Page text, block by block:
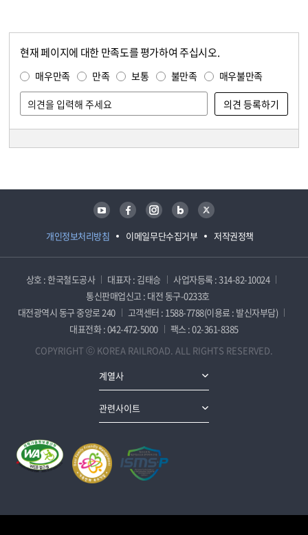
현재 페이지에 대한 만족도를 평가하여 주십시오.
매우만족 만족 보통 불만족 매우불만족
개인정보처리방침 이메일무단수집거부 저작권정책
유튜브 페이스북 인스타그램 블로그 트위터
상호 : 한국철도공사 대표자 : 김태승
사업자등록 : 314-82-10024
통신판매업신고 : 대전 동구-0233호
대전광역시 동구 중앙로 240
고객센터 : 1588-7788(이용료 : 발신자부담)
대표전화 : 042-472-5000
팩스 : 02-361-8385
COPYRIGHT ⓒ KOREA RAILROAD. ALL RIGHTS RESERVED.
계열사
관련사이트